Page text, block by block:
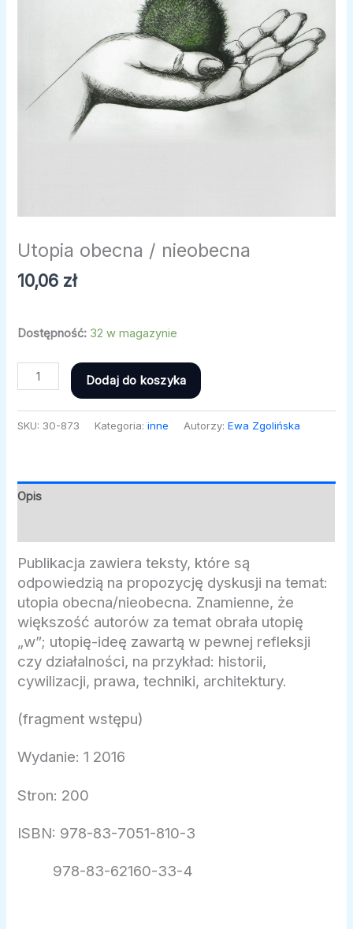
Utopia obecna / nieobecna
10,06 zł
Dostępność: 32 w magazynie
Dodaj do koszyka
SKU: 30-873 Kategoria:inne Autorzy:Ewa Zgolińska
Opis
Publikacja zawiera teksty, które są
odpowiedzią na propozycję dyskusji na temat:
utopia obecna/nieobecna. Znamienne, że
większość autorów za temat obrała utopię
„w”; utopię-ideę zawartą w pewnej refleksji
czy działalności, na przykład: historii,
cywilizacji, prawa, techniki, architektury.
(fragment wstępu)
Wydanie: 1 2016
Stron: 200
ISBN: 978-83-7051-810-3
978-83-62160-33-4